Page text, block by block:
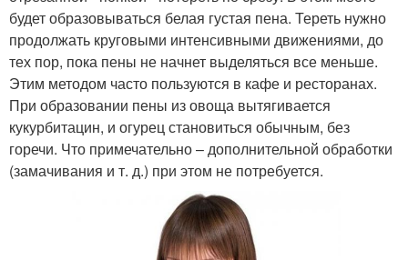
будет образовываться белая густая пена. Тереть нужно
продолжать круговыми интенсивными движениями, до
тех пор, пока пены не начнет выделяться все меньше.
Этим методом часто пользуются в кафе и ресторанах.
При образовании пены из овоща вытягивается
кукурбитацин, и огурец становиться обычным, без
горечи. Что примечательно – дополнительной обработки
(замачивания и т. д.) при этом не потребуется.